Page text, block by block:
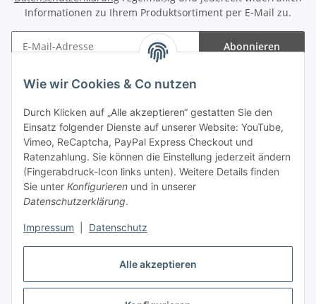
Alle akzeptieren
Wie wir Cookies & Co nutzen
Durch Klicken auf „Alle akzeptieren“ gestatten Sie den
Einsatz folgender Dienste auf unserer Website: YouTube,
Vimeo, ReCaptcha, PayPal Express Checkout und
Ratenzahlung. Sie können die Einstellung jederzeit ändern
(Fingerabdruck-Icon links unten). Weitere Details finden
Sie unter Konfigurieren und in unserer
Datenschutzerklärung.
Impressum Datenschutz
Informationen zu Ihrem Produktsortiment per E-Mail zu.
Abonnieren
Gesetzliche Informationen
Vertrag widerrufen
* Gemäß §19 UStG wird keine Umsatzsteuer berechnet, zzgl.Versand